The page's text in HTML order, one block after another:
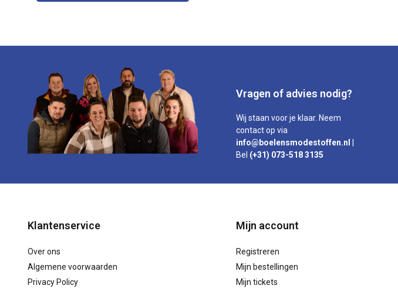
Vragen of advies nodig?
Wij staan voor je klaar. Neem
contact op via
info@boelensmodestoffen.nl
Bel (+31) 073-518 3135
Klantenservice
Over ons
Algemene voorwaarden
Privacy Policy
Mijn account
Registreren
Mijn bestellingen
Mijn tickets